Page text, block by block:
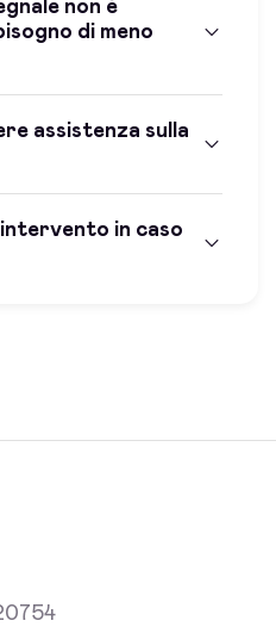
non è
di meno
assistenza sulla
in caso